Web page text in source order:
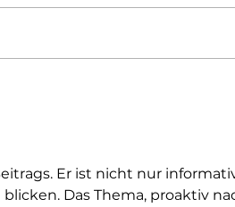
Er ist nicht nur
Das Thema, proaktiv